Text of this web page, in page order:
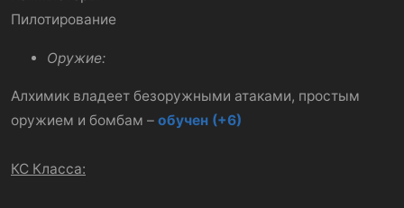
Пилотирование
Оружие:
Алхимик владеет безоружными атаками, простым
оружием и бомбам – обучен (+6)
КС Класса: